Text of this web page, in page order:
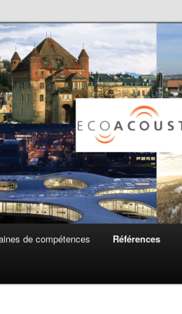
SA
de compétences Références